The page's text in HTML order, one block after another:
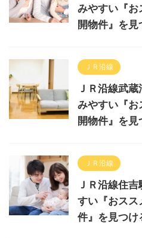
みやすい『お
開物件』を見
ＪＲ沿線
ＪＲ沿線武
みやすい『お
開物件』を見
ＪＲ沿線
ＪＲ沿線住
すい『おスス
件』を見つけ